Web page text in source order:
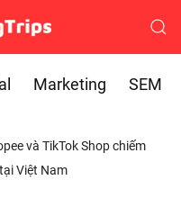
Marketing SEM
và TikTok Shop chiếm
Việt Nam